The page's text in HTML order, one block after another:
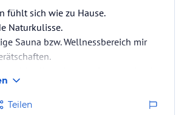
fühlt sich wie zu Hause.
Naturkulisse.
Sauna bzw. Wellnessbereich mir
Teilen